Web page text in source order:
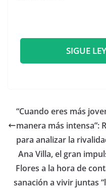
SIGUE
​“Cuando eres más
manera más intensa”:
para analizar la
​Ana Villa, el gran
Flores a la hora de
sanación a vivir juntas